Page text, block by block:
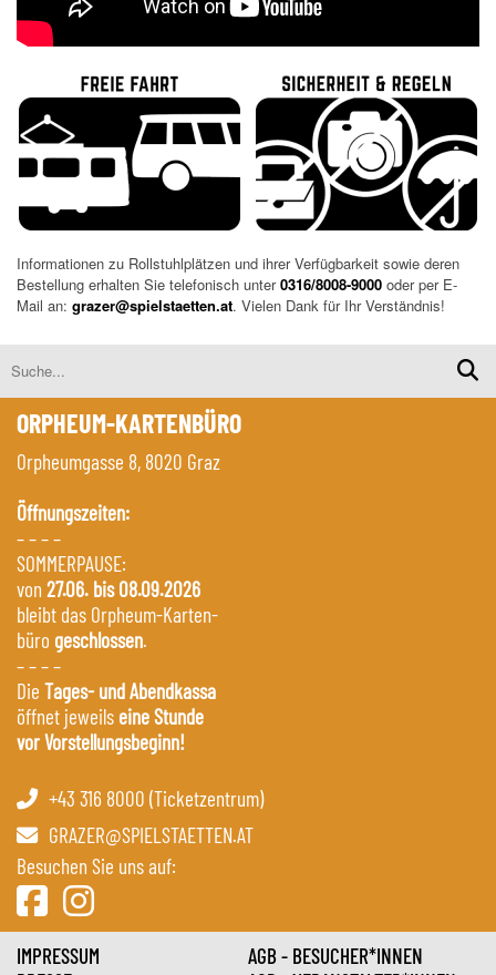
Informationen zu Rollstuhlplätzen und ihrer Verfügbarkeit sowie deren
Bestellung erhalten Sie telefonisch unter0316/8008-9000 oder per E-
Mail an: grazer@spielstaetten.at. Vielen Dank für Ihr Verständnis!
ORPHEUM-KARTENBÜRO
Orpheumgasse 8, 8020 Graz
Öffnungszeiten:
– – – –
SOMMERPAUSE:
von 27.06. bis 08.09.2026
bleibt das Orpheum-Karten-
büro geschlossen.
– – – –
Die Tages- und Abendkassa
öffnet jeweils eine Stunde
vor Vorstellungsbeginn!
+43 316 8000 (Ticketzentrum)
GRAZER@SPIELSTAETTEN.AT
Besuchen Sie uns auf:
IMPRESSUM
AGB - BESUCHER*INNEN